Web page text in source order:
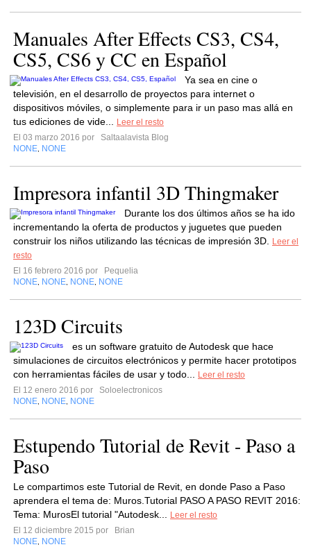
Manuales After Effects CS3, CS4,
CS5, CS6 y CC en Español
Ya sea en cine o
televisión, en el desarrollo de proyectos para internet o
dispositivos móviles, o simplemente para ir un paso mas allá en
tus ediciones de vide...
Leer el resto
El 03 marzo 2016 por
Saltaalavista Blog
NONE NONE
Impresora infantil 3D Thingmaker
Durante los dos últimos años se ha ido
incrementando la oferta de productos y juguetes que pueden
construir los niños utilizando las técnicas de impresión 3D.
Leer el
resto
El 16 febrero 2016 por
Pequelia
NONE NONE NONE NONE
123D Circuits
es un software gratuito de Autodesk que hace
simulaciones de circuitos electrónicos y permite hacer prototipos
con herramientas fáciles de usar y todo...
Leer el resto
El 12 enero 2016 por
Soloelectronicos
NONE NONE NONE
Estupendo Tutorial de Revit - Paso a
Paso
Le compartimos este Tutorial de Revit, en donde Paso a Paso
aprendera el tema de: Muros.Tutorial PASO A PASO REVIT 2016:
Tema: MurosEl tutorial "Autodesk...
Leer el resto
El 12 diciembre 2015 por
Brian
NONE NONE